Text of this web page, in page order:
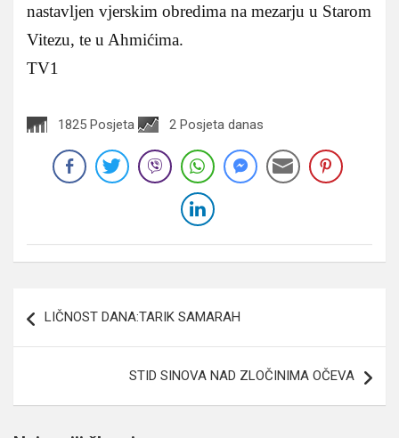
nastavljen vjerskim obredima na mezarju u Starom
Vitezu, te u Ahmićima.
TV1
1825 Posjeta 2 Posjeta danas
članaka
LIČNOST DANA:TARIK SAMARAH
STID SINOVA NAD ZLOČINIMA OČEVA